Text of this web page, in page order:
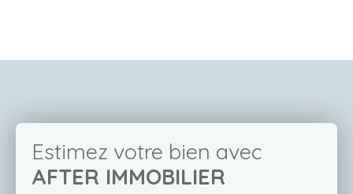
Estimez votre bien avec
AFTER IMMOBILIER